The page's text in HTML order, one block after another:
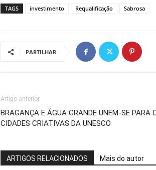
TAGS investimento Requalificação Sabrosa
PARTILHAR
Artigo anterior
BRAGANÇA E ÁGUA GRANDE UNEM-SE PARA
CIDADES CRIATIVAS DA UNESCO
ARTIGOS RELACIONADOS Mais do autor